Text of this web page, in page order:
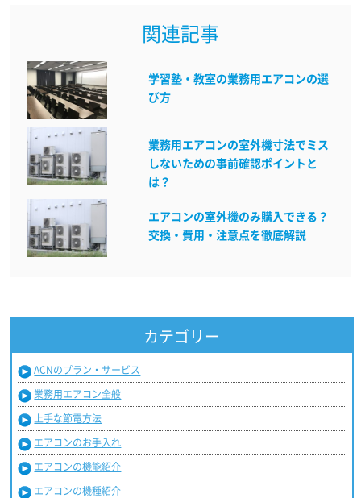
関連記事
学習塾・教室の業務用エアコンの選
び方
業務用エアコンの室外機寸法でミス
しないための事前確認ポイントと
は？
エアコンの室外機のみ購入できる？
交換・費用・注意点を徹底解説
カテゴリー
ACNのプラン・サービス
業務用エアコン全般
上手な節電方法
エアコンのお手入れ
エアコンの機能紹介
エアコンの機種紹介